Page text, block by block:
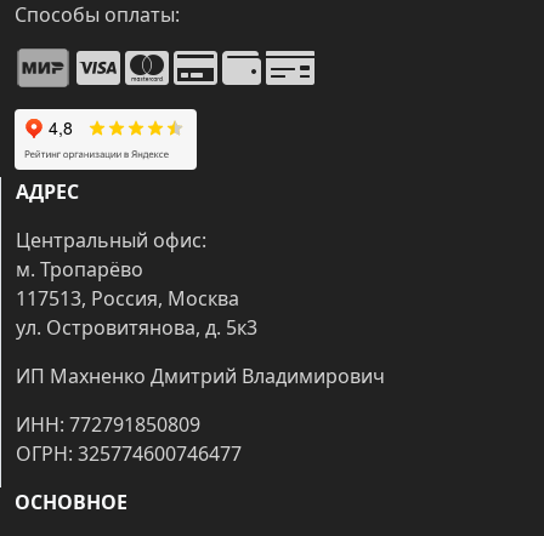
Способы оплаты:
АДРЕС
Центральный офис:
м. Тропарёво
117513, Россия, Москва
ул. Островитянова, д. 5к3
ИП Махненко Дмитрий Владимирович
ИНН: 772791850809
ОГРН: 325774600746477
ОСНОВНОЕ